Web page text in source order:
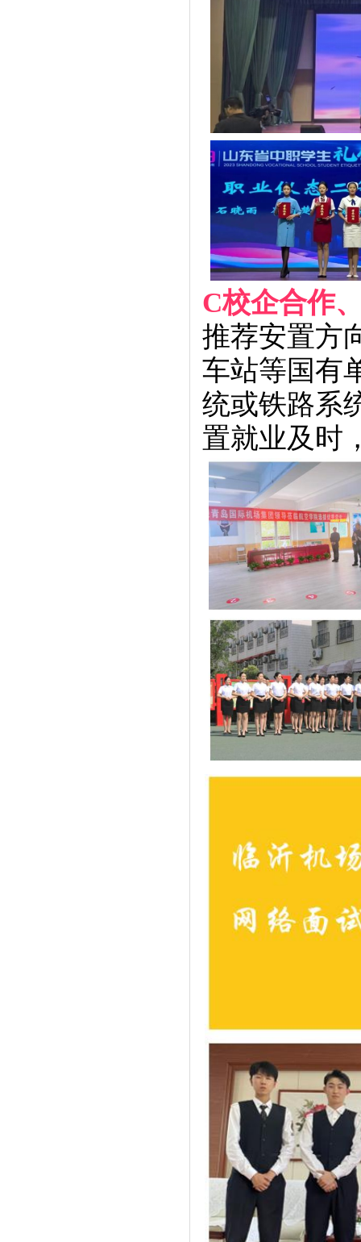
C校企合作
推荐安置方
车站等国有
统或铁路系
置就业及时